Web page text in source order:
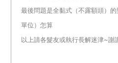
最後問題是全黏式（不露額頭）
單位）怎算
以上請各髮友或執行長解迷津~謝